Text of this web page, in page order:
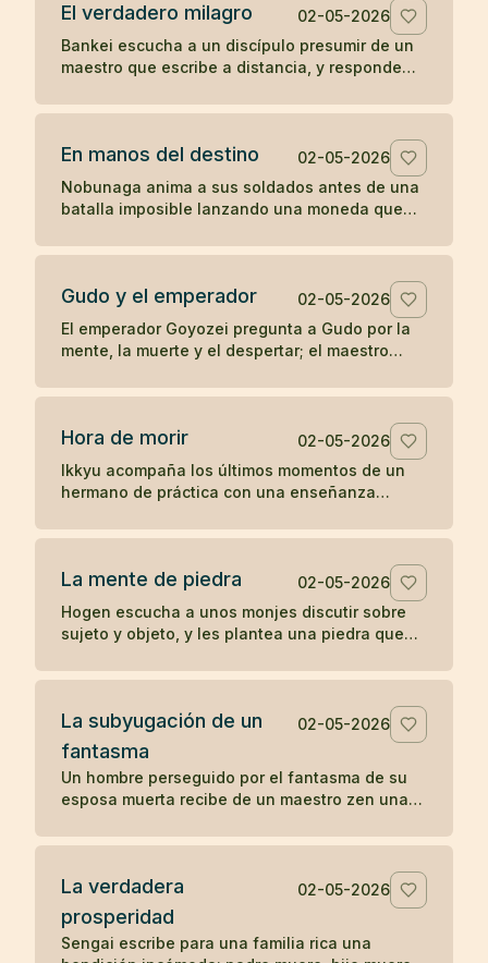
El verdadero milagro
02-05-2026
Bankei escucha a un discípulo presumir de un
maestro que escribe a distancia, y responde
y dormir cuando tiene sueño.
En manos del destino
02-05-2026
Nobunaga anima a sus soldados antes de una
batalla imposible lanzando una moneda que
Gudo y el emperador
02-05-2026
El emperador Goyozei pregunta a Gudo por la
mente, la muerte y el despertar; el maestro
el emperador todavía no comprende.
Hora de morir
02-05-2026
Ikkyu acompaña los últimos momentos de un
hermano de práctica con una enseñanza
muere.
La mente de piedra
02-05-2026
Hogen escucha a unos monjes discutir sobre
sujeto y objeto, y les plantea una piedra que
La subyugación de un
fantasma
02-05-2026
Un hombre perseguido por el fantasma de su
esposa muerta recibe de un maestro zen una
La verdadera
prosperidad
02-05-2026
Sengai escribe para una familia rica una